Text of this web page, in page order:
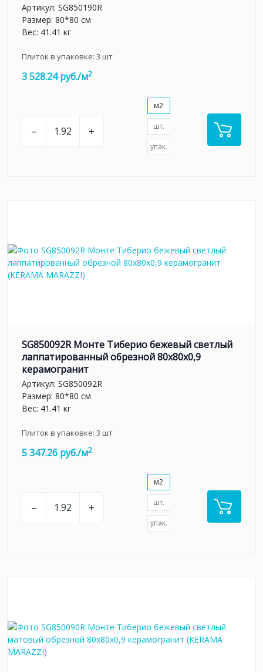
Артикул: SG850190R
Размер: 80*80 см
Вес: 41.41 кг
Плиток в упаковке: 3 шт
3 528.24 руб./м2
– +
м2
шт.
упак.
SG850092R Монте Тиберио бежевый светлый
лаппатированный обрезной 80x80x0,9
керамогранит
Артикул: SG850092R
Размер: 80*80 см
Вес: 41.41 кг
Плиток в упаковке: 3 шт
5 347.26 руб./м2
– +
м2
шт.
упак.